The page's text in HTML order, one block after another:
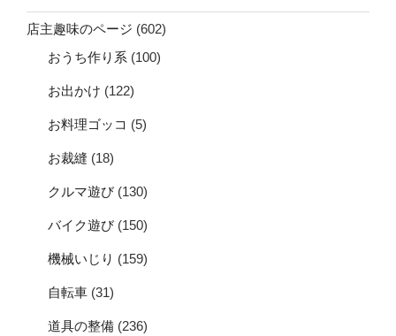
店主趣味のページ (602)
おうち作り系 (100)
お出かけ (122)
お料理ゴッコ (5)
お裁縫 (18)
クルマ遊び (130)
バイク遊び (150)
機械いじり (159)
自転車 (31)
道具の整備 (236)